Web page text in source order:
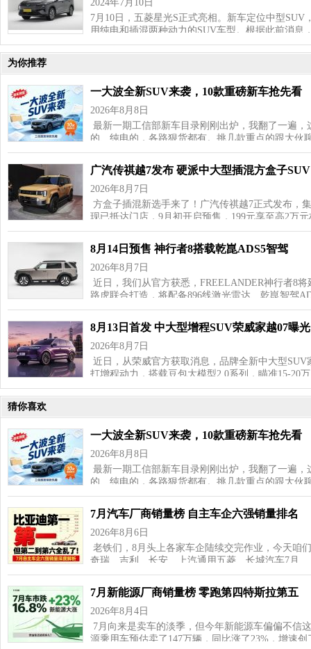
2024年7月10日
7月10日，五菱星光S正式亮相。新车定位中型
用纯电和插混两种动力的SUV车型。根据此前消
为你推荐
一大波全新SUV来袭，10款重磅新车抢先看
2026年8月8日
最新一期工信部新车目录刚刚出炉，我翻了一遍
的、纯电的，各路狠货都有。挑几款重点的跟大伙
广汽传祺越7发布 硬派中大型插混方盒子SUV
2026年8月7日
方盒子插混新选手来了！广汽传祺越7正式发布，
现已抵达门店，9月初开启预售，199元享至高2万
8月14日预售 神行者8搭载乾崑ADS5智驾
2026年8月7日
近日，我们从官方获悉，FREELANDER神行者8
路虎联合打造，将配备896线激光雷达、乾崑智驾
8月13日首发 中大型增程SUV荣威家越07曝光
2026年8月7日
近日，从荣威官方获取消息，品牌全新中大型
打增程动力，搭载豆包大模型2.0系列，瞄准15‑20
猜你喜欢
一大波全新SUV来袭，10款重磅新车抢先看
2026年8月8日
最新一期工信部新车目录刚刚出炉，我翻了一遍
的、纯电的，各路狠货都有。挑几款重点的跟大伙
7月汽车厂商销量榜 自主车企六强销量排名
2026年8月6日
老铁们，8月头上各家车企陆续交完作业，今天
奇瑞、吉利、长安、上汽通用五菱、长城汽车7月…
7月新能源厂商销量榜 零跑第四特斯拉第五
2026年8月4日
7月向来是卖车的淡季，但今年新能源车偏偏不信
源乘用车预估卖了147万辆，同比涨了23%，增速